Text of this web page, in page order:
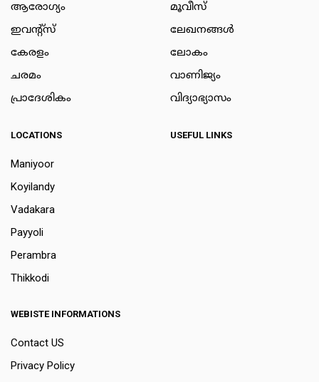
ആരോഗ്യം
ഇവന്റ്സ്
കേരളം
ചരമം
പ്രാദേശികം
മൂവീസ്
ലേഖനങ്ങള്‍
ലോകം
വാണിജ്യം
വിദ്യാഭ്യാസം
LOCATIONS
Maniyoor
Koyilandy
Vadakara
Payyoli
Perambra
Thikkodi
USEFUL LINKS
WEBISTE INFORMATIONS
Contact US
Privacy Policy